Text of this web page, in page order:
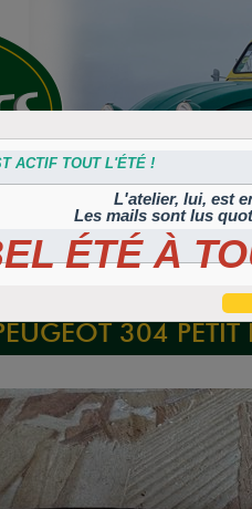
Plaques
Plaques
autocollantes et
Plaques
peintes
ACTIF TOUT L'ÉTÉ !
L'atelier, lui, est
Les mails sont lus
ÉTÉ À
304 PETIT